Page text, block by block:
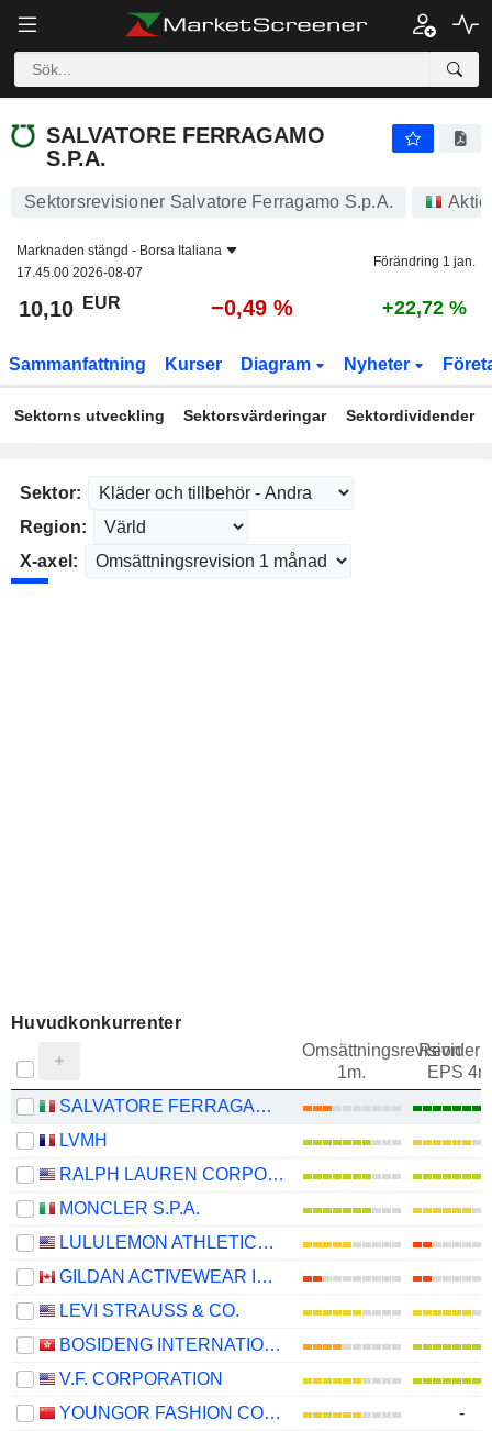
SALVATORE FERRAGAMO
S.P.A.
Sektorsrevisioner Salvatore Ferragamo S.p.A.
Marknaden stängd - Borsa Italiana
17.45.00 2026-08-07
Förändring 1 jan.
10,10 EUR −0,49 % +22,72 %
Sammanfattning Kurser Diagram Nyheter
Sektorns utveckling Sektorsvärderingar Sektordividender
Sektor:
Region:
X-axel:
Huvudkonkurrenter
Omsättningsrevision
1m.
EPS
SALVATORE FERRAGAMO S.P.A.
LVMH
RALPH LAUREN CORPORATION
MONCLER S.P.A.
LULULEMON ATHLETICA INC.
GILDAN ACTIVEWEAR INC.
LEVI STRAUSS & CO.
BOSIDENG INTERNATIONAL HOLDINGS LIMITED
V.F. CORPORATION
YOUNGOR FASHION CO., LTD.
-